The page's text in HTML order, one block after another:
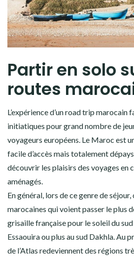
Partir en solo
routes
L’expérience d’un road trip marocain
initiatiques pour grand nombre de
voyageurs européens. Le Maroc est
facile d’accès mais totalement
découvrir les plaisirs des voyages en
aménagés.
En général, lors de ce genre de
marocaines qui voient passer le plus
grisaille française pour le soleil du
Essaouira ou plus au sud Dakhla. Au
de l’Atlas redeviennent des régions